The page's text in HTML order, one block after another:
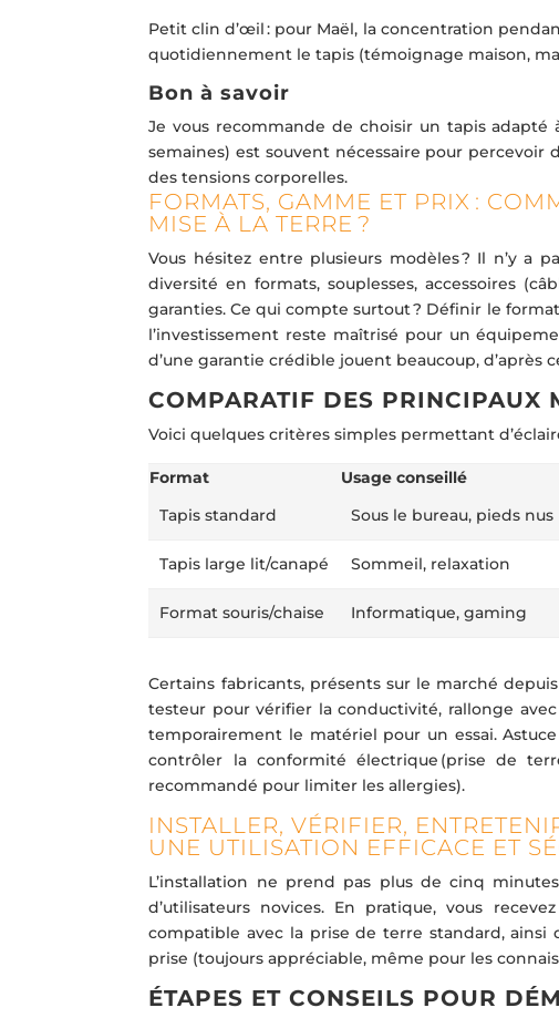
Petit clin d’œil : pour Maël, la concentration
quotidiennement le tapis (témoignage maison,
Bon à savoir
Je vous recommande de choisir un tapis
semaines) est souvent nécessaire pour
des tensions corporelles.
FORMATS, GAMME ET PRIX :
MISE À LA TERRE ?
Vous hésitez entre plusieurs modèles ? Il n’y a
diversité en formats, souplesses, accessoires
garanties. Ce qui compte surtout ? Définir le
l’investissement reste maîtrisé pour un
d’une garantie crédible jouent beaucoup,
COMPARATIF DES PRINCIPAUX
Voici quelques critères simples permettant
Format Usage conseillé
Tapis standard
Sous le bureau, pieds nus
Tapis large lit/canapé Sommeil, relaxation
Format souris/chaise Informatique, gaming
Certains fabricants, présents sur le marché
testeur pour vérifier la conductivité, rallonge
temporairement le matériel pour un essai.
contrôler la conformité électrique (prise de
recommandé pour limiter les allergies).
INSTALLER, VÉRIFIER,
UNE UTILISATION EFFICACE ET
L’installation ne prend pas plus de cinq
d’utilisateurs novices. En pratique, vous
compatible avec la prise de terre standard, ainsi
prise (toujours appréciable, même pour les
ÉTAPES ET CONSEILS POUR